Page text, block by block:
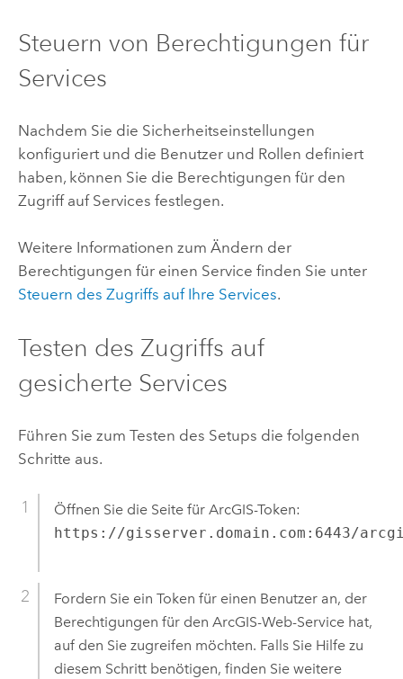
Steuern von Berechtigungen für
Services
Nachdem Sie die Sicherheitseinstellungen
konfiguriert und die Benutzer und Rollen definiert
haben, können Sie die Berechtigungen für den
Zugriff auf Services festlegen.
Weitere Informationen zum Ändern der
Berechtigungen für einen Service finden Sie unter
Steuern des Zugriffs auf Ihre Services.
Testen des Zugriffs auf
gesicherte Services
Führen Sie zum Testen des Setups die folgenden
Schritte aus.
Öffnen Sie die Seite für ArcGIS-Token:
https://gisserver.domain.com:6443/
Fordern Sie ein Token für einen Benutzer an, der
Berechtigungen für den ArcGIS-Web-Service hat,
auf den Sie zugreifen möchten. Falls Sie Hilfe zu
diesem Schritt benötigen, finden Sie weitere